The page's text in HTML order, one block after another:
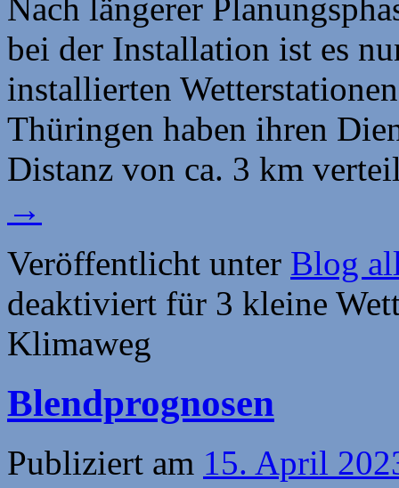
Nach längerer
bei der Installation ist es
installierten
Thüringen haben ihren
Distanz von ca. 3 km
→
Veröffentlicht unter Blog
deaktiviert für 3 kleine
Klimaweg
Blendprognosen
Publiziert am 15. April